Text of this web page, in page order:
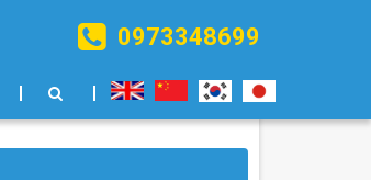
0973348699